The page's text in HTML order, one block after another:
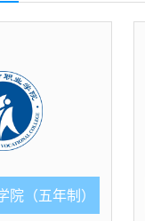
院（五年制）